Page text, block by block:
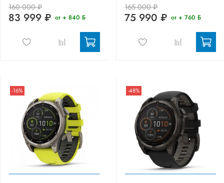
160 000 ₽
83 999 ₽ от + 840 Б
165 000 ₽
75 990 ₽ от + 760 Б
-16% -48%